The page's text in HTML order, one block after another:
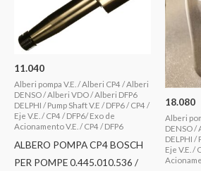
11.040
Alberi pompa V.E. / Alberi CP4 / Alberi
DENSO / Alberi VDO / Alberi DFP6
DELPHI / Pump Shaft V.E / DFP6 / CP4 /
Eje V.E. / CP4 / DFP6/ Exo de
Acionamento V.E. / CP4 / DFP6
ALBERO POMPA CP4 BOSCH
PER POMPE 0.445.010.536 /
18.080
Alberi
DENSO /
DELPHI /
Eje V.E. /